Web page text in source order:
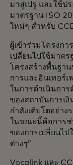
มาสู่เปรู และใช้ป
มาตรฐาน ISO
ใหม่ๆ สำหรับ
ผู้เข้าร่วมโครงก
เปลี่ยนไปใช้มาตร
โครงสร้างพื้นฐา
การและอินเทอร์
ในการดำเนินกา
ของสถาบันการเ
กำลังเติบโตอย่าง
ในขณะนี้คือการช่
ของการเปลี่ยนไป
ต่างๆ”
Vocalink และ